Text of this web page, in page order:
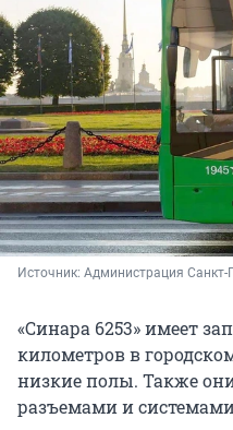
Источник: Администрация Санкт-
«Синара 6253» имеет
километров в
низкие полы. Также
разъемами и